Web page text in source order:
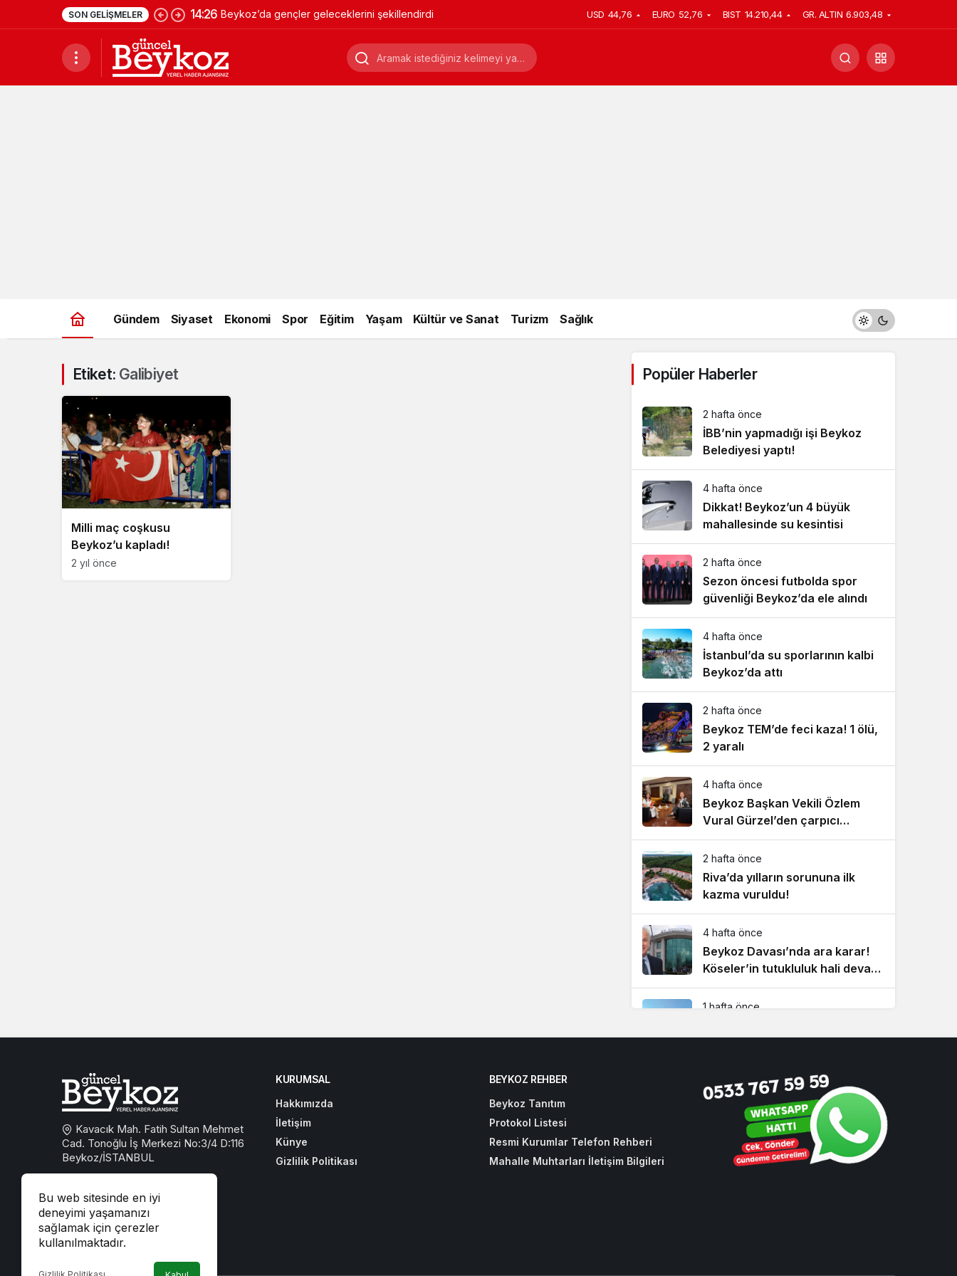
SON GELIŞMELER 14:26 Beykoz’da gençler geleceklerini şekillendirdi USD 44,76 EURO 52,76 BIST 14.210,44 GR. ALTIN 6.903,48
Gündem Siyaset Ekonomi Spor Eğitim Yaşam Kültür ve Sanat Turizm Sağlık
Etiket: Galibiyet
Milli maç coşkusu
Beykoz’u kapladı!
2 yıl önce
Popüler Haberler
2 hafta önce
İBB’nin yapmadığı işi Beykoz
Belediyesi yaptı!
4 hafta önce
Dikkat! Beykoz’un 4 büyük
mahallesinde su kesintisi
2 hafta önce
Sezon öncesi futbolda spor
güvenliği Beykoz’da ele alındı
4 hafta önce
İstanbul’da su sporlarının kalbi
Beykoz’da attı
2 hafta önce
Beykoz TEM’de feci kaza! 1 ölü,
2 yaralı
4 hafta önce
Beykoz Başkan Vekili Özlem
Vural Gürzel’den çarpıcı
açıklamalar!
2 hafta önce
Riva’da yılların sorununa ilk
kazma vuruldu!
4 hafta önce
Beykoz Davası’nda ara karar!
Köseler’in tutukluluk hali devam
ediyor!
1 hafta önce
1 ay önce
CHP sıraları boş kaldı! Cumhur
İttifakı Beykoz’da hizmeti
aksattırmadı
Bu web sitesinde en iyi
deneyimi yaşamanızı
sağlamak için çerezler
kullanılmaktadır.
Kavacık Mah. Fatih Sultan Mehmet
Cad. Tonoğlu İş Merkezi No:3/4 D:116
Beykoz/İSTANBUL
beykozguncel@gmail.com
iletisim@beykozguncel.com
KURUMSAL
Hakkımızda
İletişim
Künye
Gizlilik Politikası
BEYKOZ REHBER
Beykoz Tanıtım
Protokol Listesi
Resmi Kurumlar Telefon Rehberi
Mahalle Muhtarları İletişim Bilgileri